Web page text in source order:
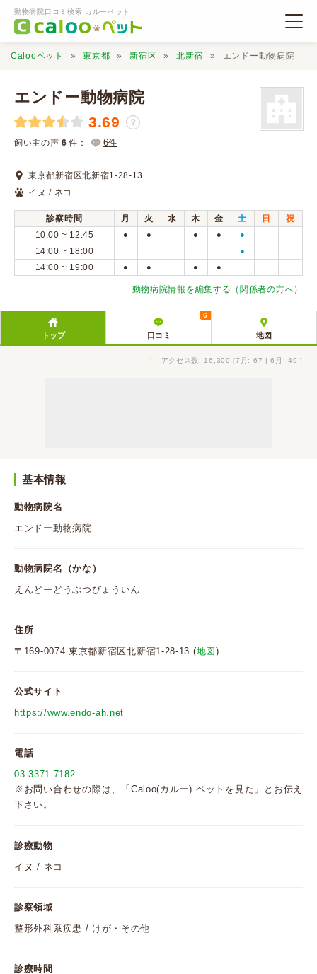
動物病院口コミ検索 カルーペット
動物病院検索
口コミ検索
Calooペットとは？
口コミ投稿
Calooペット 東京都 新宿区 北新宿 エンドー動物病院
エンドー動物病院
3.69 ？
飼い主の声 6 件： 6件
東京都新宿区北新宿1-28-13
イヌ / ネコ
診察時間 月 火 水 木 金 土 日
祝
10:00 ~ 12:45
● ● ● ● ●
14:00 ~ 18:00 ●
14:00 ~ 19:00 ● ● ● ●
動物病院情報を編集する（関係者の方へ）
トップ 口コミ
6
地図
↑ アクセス数: 16,300 [7月: 67 | 6月: 49 ]
基本情報
動物病院名
エンドー動物病院
動物病院名（かな）
えんどーどうぶつびょういん
住所
〒169-0074 東京都新宿区北新宿1-28-13 (地図)
公式サイト
https://www.endo-ah.net
電話
03-3371-7182
※お問い合わせの際は、「Caloo(カルー) ペットを見た」とお伝え
下さい。
診療動物
イヌ / ネコ
診察領域
整形外科系疾患 / けが・その他
診療時間